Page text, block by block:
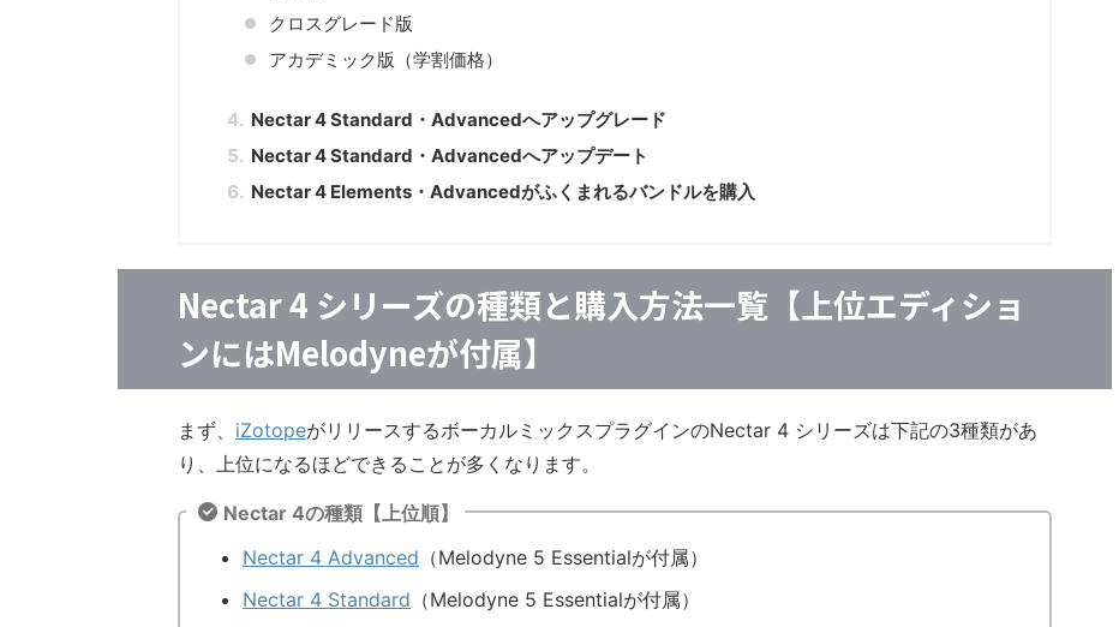
クロスグレード版
アカデミック版（学割価格）
Nectar 4 Standard・Advancedへアップグレード
Nectar 4 Standard・Advancedへアップデート
Nectar 4 Elements・Advancedがふくまれるバンドルを購入
Nectar 4 シリーズの種類と購入方法一覧【上位エディショ
ンにはMelodyneが付属】
まず、 iZotopeがリリースするボーカルミックスプラグインのNectar 4 シリーズは下記の3種類があ
り、上位になるほどできることが多くなります。
Nectar 4の種類【上位順】
Nectar 4 Advanced （Melodyne 5 Essentialが付属）
Nectar 4 Standard （Melodyne 5 Essentialが付属）